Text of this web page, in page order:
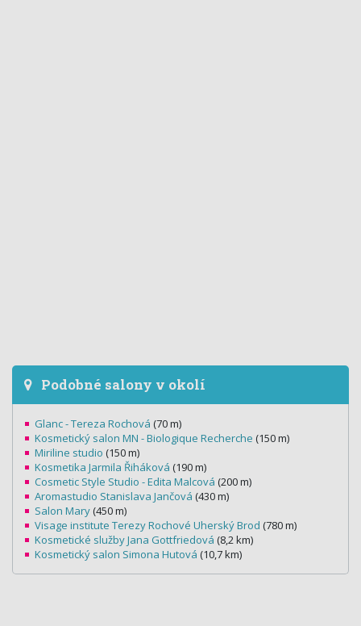
Podobné salony v okolí
Glanc - Tereza Rochová (70 m)
Kosmetický salon MN - Biologique Recherche (150 m)
Miriline studio (150 m)
Kosmetika Jarmila Řiháková (190 m)
Cosmetic Style Studio - Edita Malcová (200 m)
Aromastudio Stanislava Jančová (430 m)
Salon Mary (450 m)
Visage institute Terezy Rochové Uherský Brod (780 m)
Kosmetické služby Jana Gottfriedová (8,2 km)
Kosmetický salon Simona Hutová (10,7 km)